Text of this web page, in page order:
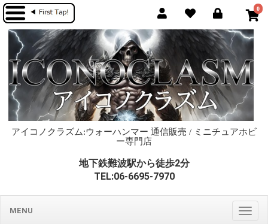
0
アイコノクラズム:ウォーハンマー 通信販売 / ミニチュアホビ
ー専門店
地下鉄難波駅から徒歩2分
TEL:06-6695-7970
MENU